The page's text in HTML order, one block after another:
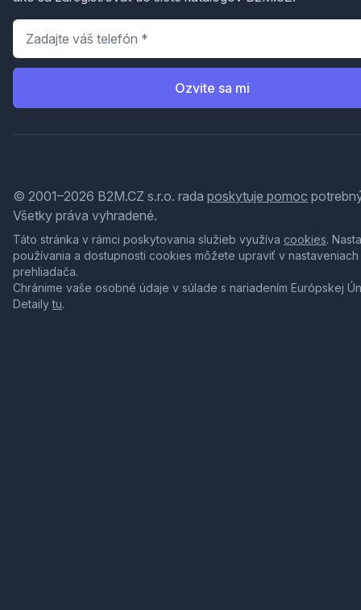
Telefón
Ozvite sa mi
© 2001–2026 B2M.CZ s.r.o. rada poskytuje pomoc
Všetky práva vyhradené.
Táto stránka v rámci poskytovania služieb využíva cookies.
používania a dostupnosti cookies môžete upraviť v nastaveniach
prehliadača.
Chránime vaše osobné údaje v súlade s nariadením Európskej
Detailytu.